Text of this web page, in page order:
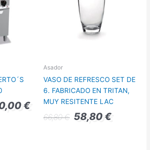
€
Asador
VASO DE REFRESCO SET DE
6. FABRICADO EN TRITAN,
MUY RESITENTE LAC
66,80€ 58,80€